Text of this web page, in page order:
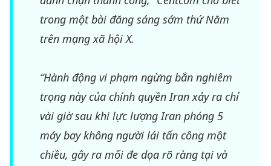
trong một bài đăng sáng sớm thứ Năm
trên mạng xã hội X.
“Hành động vi phạm ngừng bắn nghiêm
trọng này của chính quyền Iran xảy ra chỉ
vài giờ sau khi lực lượng Iran phóng 5
máy bay không người lái tấn công một
chiều, gây ra mối đe dọa rõ ràng tại và